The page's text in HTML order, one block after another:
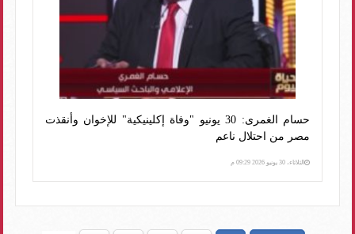
حسام الغمرى: 30 يونيو "وفاة إكلينيكية" للإخوان وأنقذت
مصر من احتلال ناعم
الثلاثاء، 30 يونيو 2026 09:29 م